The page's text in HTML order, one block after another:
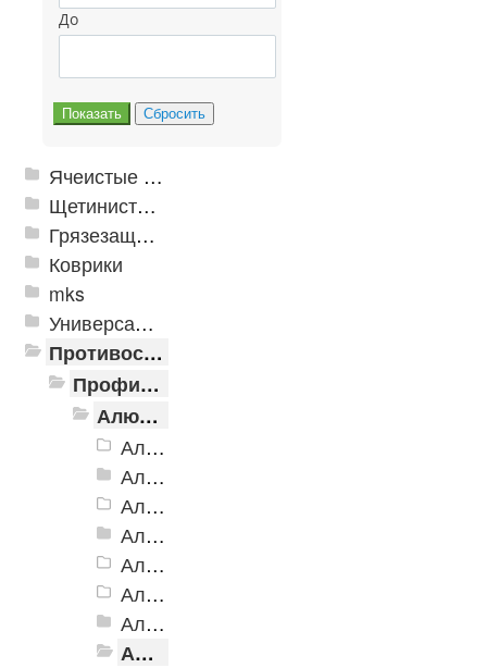
До
Ячеистые грязезащитные покрытия
Щетинистые покрытия
Грязезащитные, влаговпитывающие покрытия
Коврики
mks
Универсальные модульные покрытия
Противоскользящая защита для лестниц, профили, ленты
Профили алюминиевые с резиновой вставкой
Алюминиевая полоса с резиновыми вставками
Алюминиевая Полоса с резиновой вставкой АП-32 Евро, 2500мм
Алюминиевая Полоса с резиновой вставкой АП-40
Алюминиевая Полоса с резиновой вставкой АП-42 Евро, 2500мм
Алюминиевая Полоса с резиновой вставкой АП-46
Алюминиевая Полоса АП-46 (с клеевой основой)
Алюминиевая полоса с двумя резиновыми вставками АП-72
Алюминиевая Полоса с двумя резиновыми вставками АП-70
Алюминиевая Полоса с двумя резиновыми вставками АП-86 Премиум